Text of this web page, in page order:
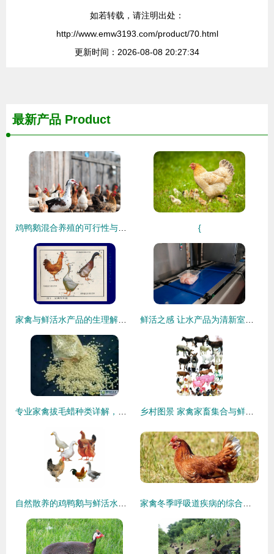
如若转载，请注明出处：
http://www.emw3193.com/product/70.html
更新时间：2026-08-08 20:27:34
最新产品 Product
{